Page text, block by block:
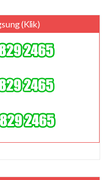
(klik)